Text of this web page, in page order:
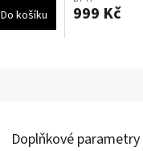
Do košíku 999 Kč
Doplňkové parametry